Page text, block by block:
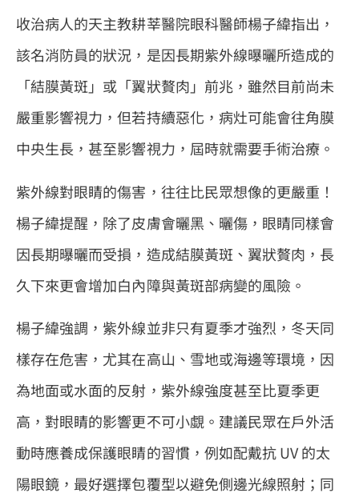
收治病人的天主教耕莘醫院眼科醫師楊子緯指出，
該名消防員的狀況，是因長期紫外線曝曬所造成的
「結膜黃斑」或「翼狀贅肉」前兆，雖然目前尚未
嚴重影響視力，但若持續惡化，病灶可能會往角膜
中央生長，甚至影響視力，屆時就需要手術治療。
紫外線對眼睛的傷害，往往比民眾想像的更嚴重！
楊子緯提醒，除了皮膚會曬黑、曬傷，眼睛同樣會
因長期曝曬而受損，造成結膜黃斑、翼狀贅肉，長
久下來更會增加白內障與黃斑部病變的風險。
楊子緯強調，紫外線並非只有夏季才強烈，冬天同
樣存在危害，尤其在高山、雪地或海邊等環境，因
為地面或水面的反射，紫外線強度甚至比夏季更
高，對眼睛的影響更不可小覷。建議民眾在戶外活
動時應養成保護眼睛的習慣，例如配戴抗 UV 的太
陽眼鏡，最好選擇包覆型以避免側邊光線照射；同